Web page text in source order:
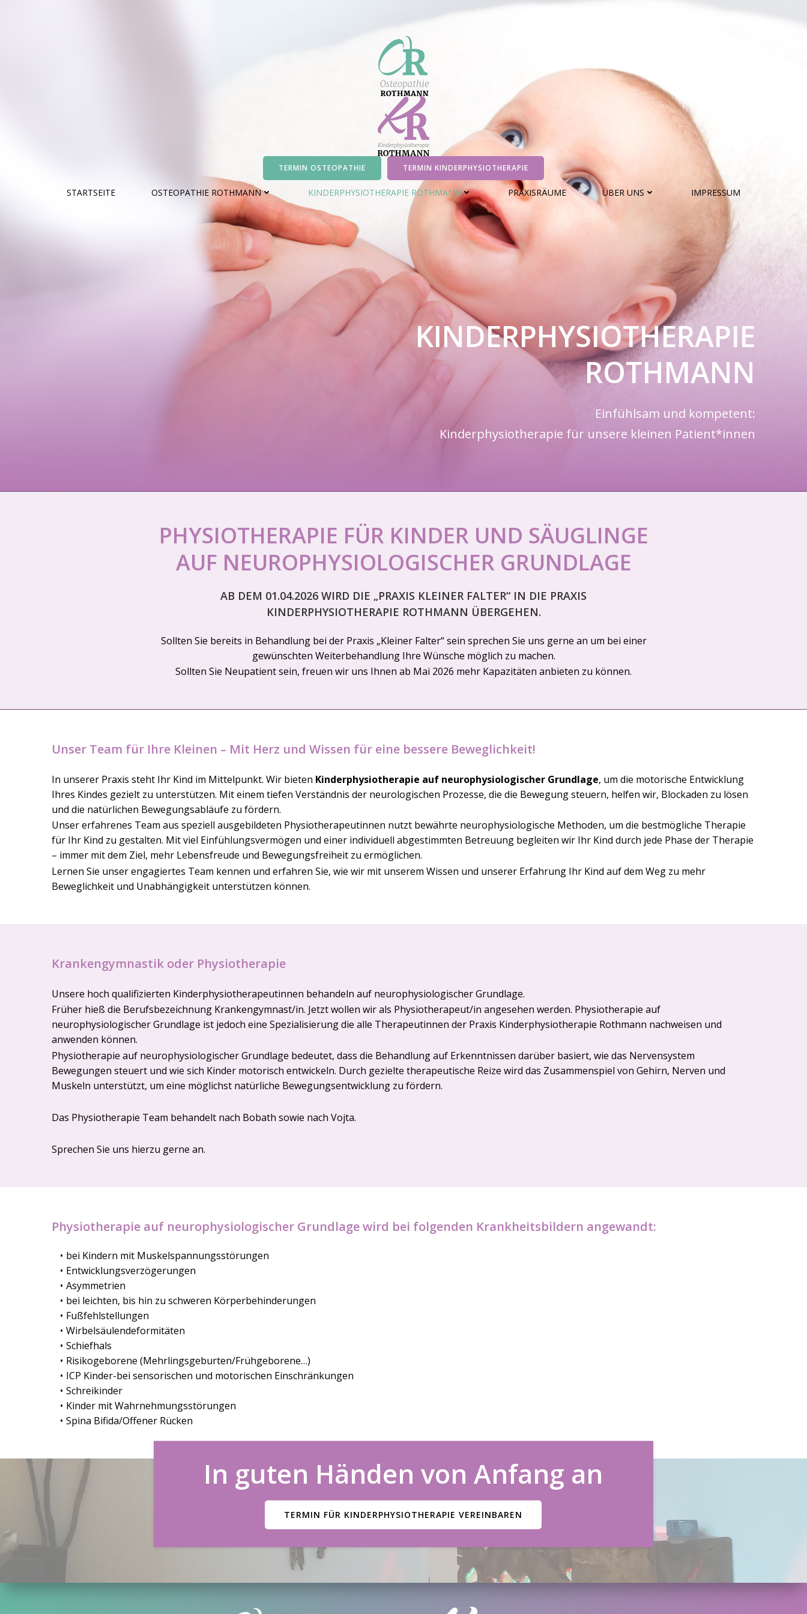
TERMIN OSTEOPATHIE TERMIN KINDERPHYSIOTHERAPIE
STARTSEITE OSTEOPATHIE ROTHMANN KINDERPHYSIOTHERAPIE ROTHMANN PRAXISRÄUME ÜBER UNS IMPRESSUM
KINDERPHYSIOTHERAPIE
ROTHMANN
Einfühlsam und kompetent:
Kinderphysiotherapie für unsere kleinen Patient*innen
PHYSIOTHERAPIE FÜR KINDER UND SÄUGLINGE
AUF NEUROPHYSIOLOGISCHER GRUNDLAGE
AB DEM 01.04.2026 WIRD DIE „PRAXIS KLEINER FALTER“ IN DIE PRAXIS
KINDERPHYSIOTHERAPIE ROTHMANN ÜBERGEHEN.
Sollten Sie bereits in Behandlung bei der Praxis „Kleiner Falter“ sein sprechen Sie uns gerne an um bei einer
gewünschten Weiterbehandlung Ihre Wünsche möglich zu machen.
Sollten Sie Neupatient sein, freuen wir uns Ihnen ab Mai 2026 mehr Kapazitäten anbieten zu können.
Unser Team für Ihre Kleinen – Mit Herz und Wissen für eine bessere Beweglichkeit!
In unserer Praxis steht Ihr Kind im Mittelpunkt. Wir bieten Kinderphysiotherapie auf neurophysiologischer Grundlage, um die motorische Entwicklung
Ihres Kindes gezielt zu unterstützen. Mit einem tiefen Verständnis der neurologischen Prozesse, die die Bewegung steuern, helfen wir, Blockaden zu lösen
und die natürlichen Bewegungsabläufe zu fördern.
Unser erfahrenes Team aus speziell ausgebildeten Physiotherapeutinnen nutzt bewährte neurophysiologische Methoden, um die bestmögliche Therapie
für Ihr Kind zu gestalten. Mit viel Einfühlungsvermögen und einer individuell abgestimmten Betreuung begleiten wir Ihr Kind durch jede Phase der Therapie
– immer mit dem Ziel, mehr Lebensfreude und Bewegungsfreiheit zu ermöglichen.
Lernen Sie unser engagiertes Team kennen und erfahren Sie, wie wir mit unserem Wissen und unserer Erfahrung Ihr Kind auf dem Weg zu mehr
Beweglichkeit und Unabhängigkeit unterstützen können.
Krankengymnastik oder Physiotherapie
Unsere hoch qualifizierten Kinderphysiotherapeutinnen behandeln auf neurophysiologischer Grundlage.
Früher hieß die Berufsbezeichnung Krankengymnast/in. Jetzt wollen wir als Physiotherapeut/in angesehen werden. Physiotherapie auf
neurophysiologischer Grundlage ist jedoch eine Spezialisierung die alle Therapeutinnen der Praxis Kinderphysiotherapie Rothmann nachweisen und
anwenden können.
Physiotherapie auf neurophysiologischer Grundlage bedeutet, dass die Behandlung auf Erkenntnissen darüber basiert, wie das Nervensystem
Bewegungen steuert und wie sich Kinder motorisch entwickeln. Durch gezielte therapeutische Reize wird das Zusammenspiel von Gehirn, Nerven und
Muskeln unterstützt, um eine möglichst natürliche Bewegungsentwicklung zu fördern.
Das Physiotherapie Team behandelt nach Bobath sowie nach Vojta.
Sprechen Sie uns hierzu gerne an.
Physiotherapie auf neurophysiologischer Grundlage wird bei folgenden Krankheitsbildern angewandt:
bei Kindern mit Muskelspannungsstörungen
Entwicklungsverzögerungen
Asymmetrien
bei leichten, bis hin zu schweren Körperbehinderungen
Fußfehlstellungen
Wirbelsäulendeformitäten
Schiefhals
Risikogeborene (Mehrlingsgeburten/Frühgeborene…)
ICP Kinder-bei sensorischen und motorischen Einschränkungen
Schreikinder
Kinder mit Wahrnehmungsstörungen
Spina Bifida/Offener Rücken
In guten Händen von Anfang an
TERMIN FÜR KINDERPHYSIOTHERAPIE VEREINBAREN